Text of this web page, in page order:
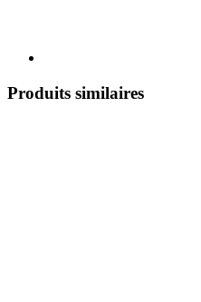
Produits similaires